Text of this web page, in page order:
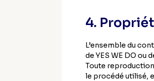
4.
L’ensemble du
de YES WE DO ou
Toute
le procédé utilisé,